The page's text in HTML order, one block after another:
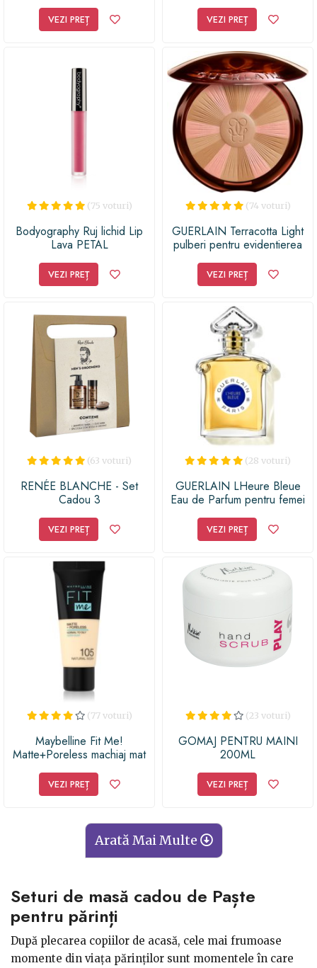
VEZI PREȚ VEZI PREȚ
(75 voturi)
Bodyography Ruj lichid Lip
Lava PETAL
VEZI PREȚ
(74 voturi)
GUERLAIN Terracotta Light
pulberi pentru evidentierea
VEZI PREȚ
(63 voturi)
RENÉE BLANCHE - Set
Cadou 3
VEZI PREȚ
(28 voturi)
GUERLAIN LHeure Bleue
Eau de Parfum pentru femei
VEZI PREȚ
(77 voturi)
Maybelline Fit Me!
Matte+Poreless machiaj mat
VEZI PREȚ
(23 voturi)
GOMAJ PENTRU MAINI
200ML
VEZI PREȚ
Arată Mai Multe
Seturi de masă cadou de Paște
pentru părinți
După plecarea copiilor de acasă, cele mai frumoase
momente din viața părinților sunt momentele în care